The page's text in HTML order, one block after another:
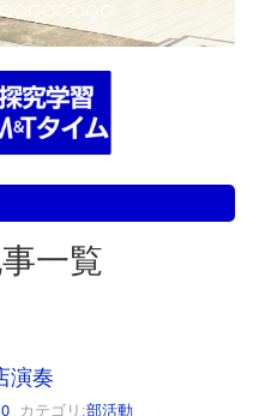
一覧
演奏
カテゴリ:部活動